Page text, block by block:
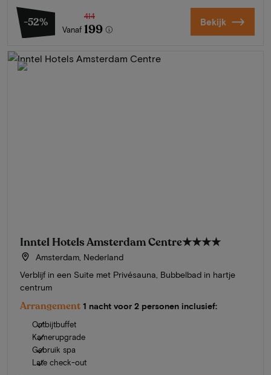
-52%
Vanaf
414
199 Bekijk
Inntel Hotels Amsterdam Centre★★★★
Amsterdam, Nederland
Verblijf in een Suite met Privésauna, Bubbelbad in hartje
centrum
Arrangement 1 nacht voor 2 personen inclusief:
Ontbijtbuffet
Kamerupgrade
Gebruik spa
Late check-out